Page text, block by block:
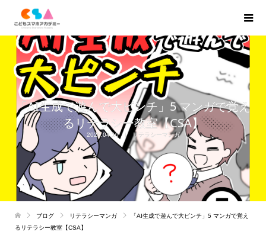
「AI生成で遊んで大ピンチ」5 マンガで覚え
るリテラシー教室【CSA】
2025.04.10 リテラシーマンガ
ブログ リテラシーマンガ
「AI生成で遊んで大ピンチ」5 マンガで覚え
るリテラシー教室【CSA】